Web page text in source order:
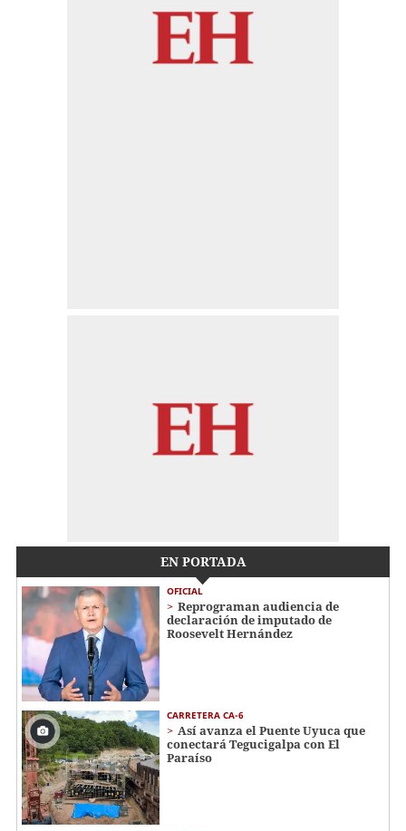
EN PORTADA
OFICIAL
Reprograman audiencia de
declaración de imputado de
Roosevelt Hernández
CARRETERA CA-6
Así avanza el Puente Uyuca que
conectará Tegucigalpa con El
Paraíso